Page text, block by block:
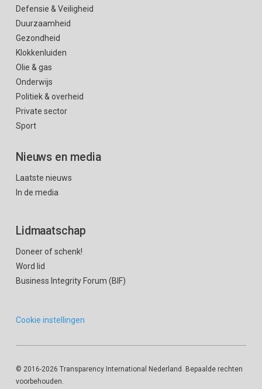
Defensie & Veiligheid
Duurzaamheid
Gezondheid
Klokkenluiden
Olie & gas
Onderwijs
Politiek & overheid
Private sector
Sport
Nieuws en media
Laatste nieuws
In de media
Lidmaatschap
Doneer of schenk!
Word lid
Business Integrity Forum (BIF)
Cookie instellingen
© 2016-2026 Transparency International Nederland. Bepaalde rechten
voorbehouden.